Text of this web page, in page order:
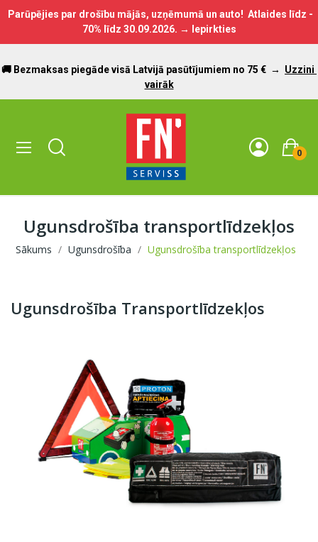
Parūpējies par drošību mājās, uzņēmumā un auto! Atlaides līdz -
70% līdz 30.09.2026. → Iepirkties
🚚 Bezmaksas piegāde visā Latvijā pasūtījumiem no 75 € → Uzzini
vairāk
0
Ugunsdrošība transportlīdzekļos
Sākums Ugunsdrošība Ugunsdrošība transportlīdzekļos
Ugunsdrošība Transportlīdzekļos